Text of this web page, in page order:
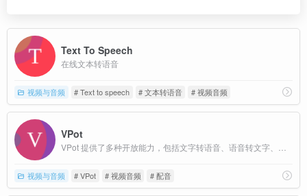
Text To Speech
在线文本转语音
视频与音频 # Text to speech # 文本转语音 # 视频音频
VPot
视频与音频 # VPot # 视频音频 # 配音